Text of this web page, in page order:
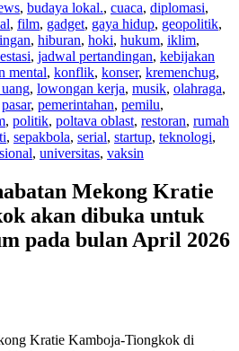
, budaya lokal., cuaca, diplomasi,
, film, gadget, gaya hidup, geopolitik,
, hiburan, hoki, hukum, iklim,
, jadwal pertandingan, kebijakan
mental, konflik, konser, kremenchug,
, lowongan kerja, musik, olahraga,
pasar, pemerintahan, pemilu,
, politik, poltava oblast, restoran, rumah
, sepakbola, serial, startup, teknologi,
, universitas, vaksin
Mekong Kratie
akan dibuka untuk
pada bulan April 2026
Kratie Kamboja-Tiongkok di